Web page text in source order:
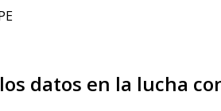
datos en la lucha